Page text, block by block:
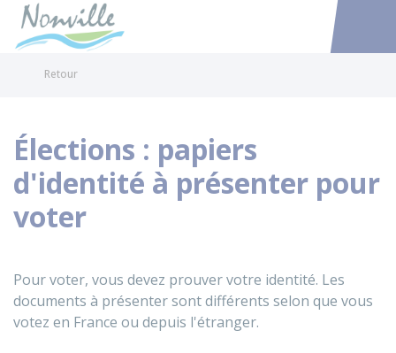
Accéder
Retour
Élections : papiers
d'identité à présenter pour
voter
Pour voter, vous devez prouver votre identité. Les
documents à présenter sont différents selon que vous
votez en France ou depuis l'étranger.